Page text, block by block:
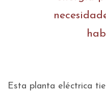
Esta planta eléctrica